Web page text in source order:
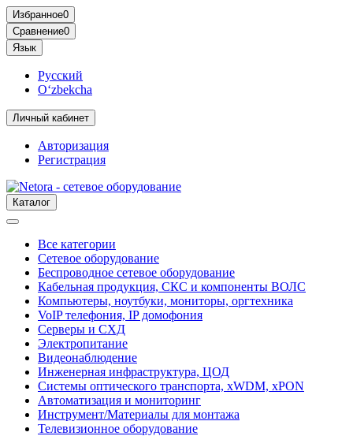
Избранное0
Сравнение0
Язык
Русский
O‘zbekcha
Личный кабинет
Авторизация
Регистрация
Каталог
Все категории
Сетевое оборудование
Беспроводное сетевое оборудование
Кабельная продукция, СКС и компоненты ВОЛС
Компьютеры, ноутбуки, мониторы, оргтехника
VoIP телефония, IP домофония
Серверы и СХД
Электропитание
Видеонаблюдение
Инженерная инфраструктура, ЦОД
Системы оптического транспорта, xWDM, xPON
Автоматизация и мониторинг
Инструмент/Материалы для монтажа
Телевизионное оборудование